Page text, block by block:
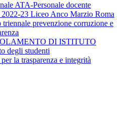
ATA-Personale docente
23 Liceo Anco Marzio Roma
triennale prevenzione corruzione e
DI ISTITUTO
degli studenti
la trasparenza e integrità